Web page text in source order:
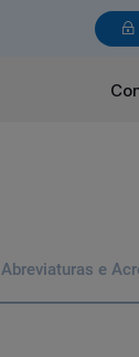
Abreviaturas e